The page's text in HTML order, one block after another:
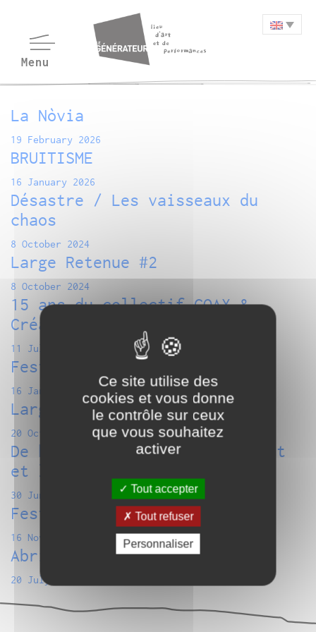
La Nòvia
19 February 2026
BRUITISME
16 January 2026
Désastre / Les vaisseaux du
chaos
8 October 2024
Large Retenue #2
8 October 2024
15 ans du collectif COAX &
Création Kermesse(s)
11 July 2024
Festival Sonic Protest 2024
16 January 2024
Large Retenue #1
20 October 2023
De haut en bas, de bas en haut
et latéralement
30 June 2023
Festival Sonic Protest
16 November 2022
Abri Night
20 July 2022
Ce site utilise des
cookies et vous donne
le contrôle sur ceux
que vous souhaitez
activer
Tout accepter
Tout refuser
Personnaliser